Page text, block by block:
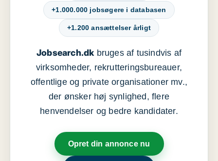
+1.000.000 jobsøgere i databasen
+1.200 ansættelser årligt
Jobsearch.dkbruges af tusindvis af
virksomheder, rekrutteringsbureauer,
offentlige og private organisationer mv.,
der ønsker høj synlighed, flere
henvendelser og bedre kandidater.
Opret din annonce nu